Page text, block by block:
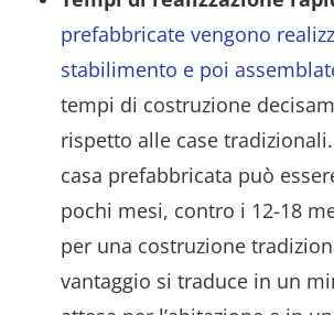
prefabbricate vengono
stabilimento e poi
tempi di costruzione
rispetto alle case
casa prefabbricata può
pochi mesi, contro i 12-18
per una costruzione
vantaggio si traduce in un